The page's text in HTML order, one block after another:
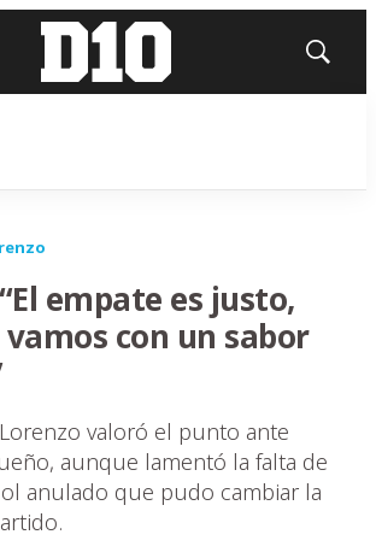
Mostrar
empate es justo,
con un sabor
Lorenzo valoró el punto ante
aunque lamentó la falta de
anulado que pudo cambiar la